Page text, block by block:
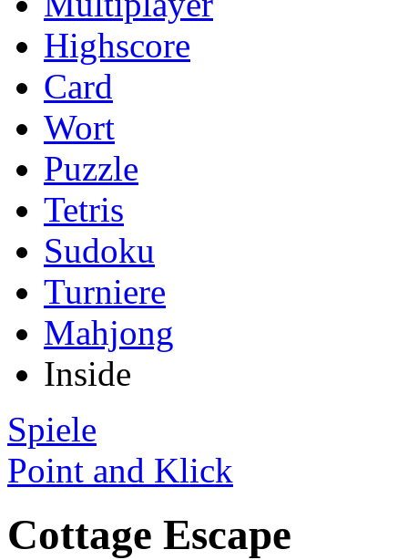
Highscore
Card
Wort
Puzzle
Tetris
Sudoku
Turniere
Mahjong
Inside
Spiele
Point and Klick
Cottage Escape